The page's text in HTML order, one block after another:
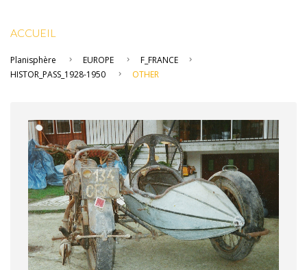
ACCUEIL
Planisphère EUROPE
F_FRANCE
HISTOR_PASS_1928-1950
OTHER